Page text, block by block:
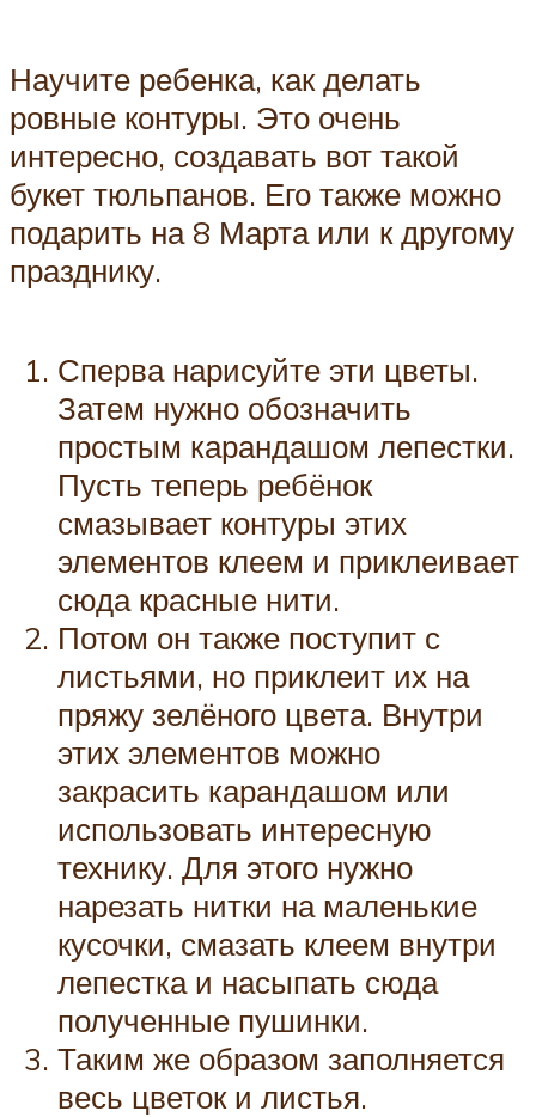
Научите ребенка, как делать
ровные контуры. Это очень
интересно, создавать вот такой
букет тюльпанов. Его также можно
подарить на 8 Марта или к другому
празднику.
Сперва нарисуйте эти цветы.
Затем нужно обозначить
простым карандашом лепестки.
Пусть теперь ребёнок
смазывает контуры этих
элементов клеем и приклеивает
сюда красные нити.
Потом он также поступит с
листьями, но приклеит их на
пряжу зелёного цвета. Внутри
этих элементов можно
закрасить карандашом или
использовать интересную
технику. Для этого нужно
нарезать нитки на маленькие
кусочки, смазать клеем внутри
лепестка и насыпать сюда
полученные пушинки.
Таким же образом заполняется
весь цветок и листья.